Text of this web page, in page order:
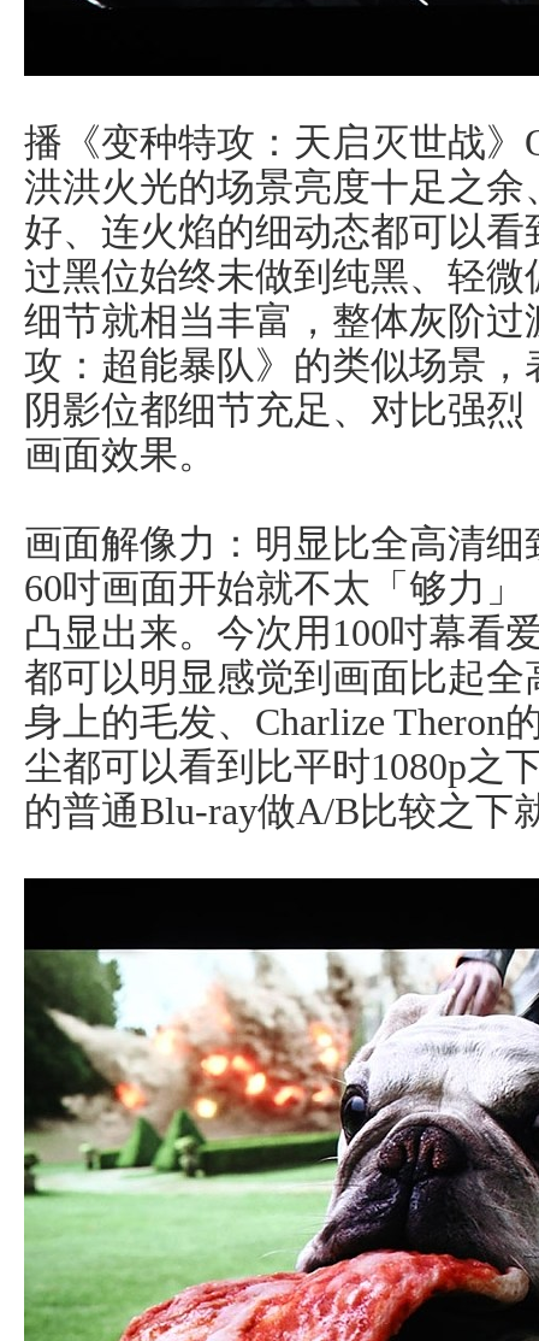
播《变种特攻：天启灭世战》
洪洪火光的场景亮度十足之
好、连火焰的细动态都可以
过黑位始终未做到纯黑、轻
细节就相当丰富，整体灰阶
攻：超能暴队》的类似场景
阴影位都细节充足、对比强
画面效果。
画面解像力：明显比全高清细
60吋画面开始就不太「够力
凸显出来。今次用100吋幕看
都可以明显感觉到画面比起
身上的毛发、Charlize Theron
尘都可以看到比平时1080p之
的普通Blu-ray做A/B比较之下